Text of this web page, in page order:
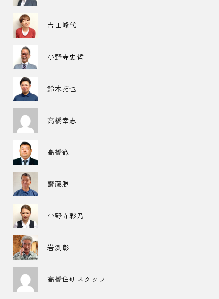
吉田峰代
小野寺史哲
鈴木拓也
高橋幸志
高橋徹
齋藤勝
小野寺彩乃
岩渕彰
高橋住研スタッフ